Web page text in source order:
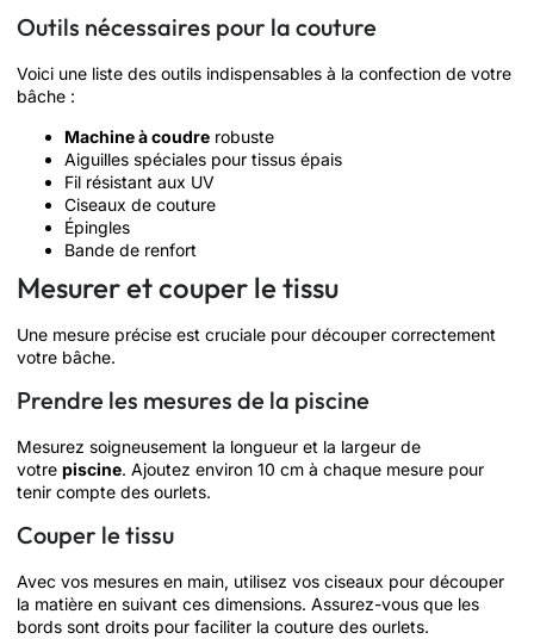
Outils nécessaires pour la couture
Voici une liste des outils indispensables à la confection de votre
bâche :
Machine à coudre robuste
Aiguilles spéciales pour tissus épais
Fil résistant aux UV
Ciseaux de couture
Épingles
Bande de renfort
Mesurer et couper le tissu
Une mesure précise est cruciale pour découper correctement
votre bâche.
Prendre les mesures de la piscine
Mesurez soigneusement la longueur et la largeur de
votre piscine. Ajoutez environ 10 cm à chaque mesure pour
tenir compte des ourlets.
Couper le tissu
Avec vos mesures en main, utilisez vos ciseaux pour découper
la matière en suivant ces dimensions. Assurez-vous que les
bords sont droits pour faciliter la couture des ourlets.